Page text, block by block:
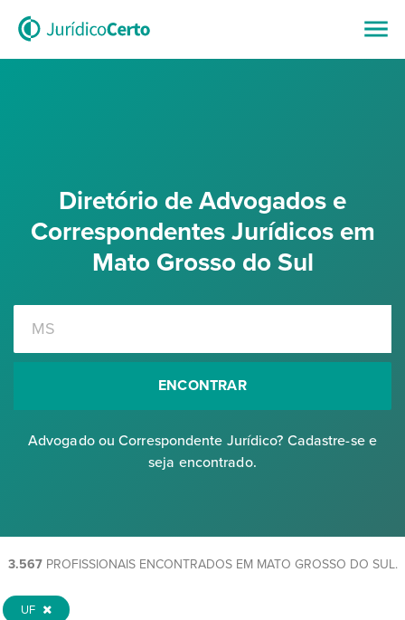
Diretório de Advogados e
Correspondentes Jurídicos em
Mato Grosso do Sul
ENCONTRAR
Advogado ou Correspondente Jurídico? Cadastre-se e
seja encontrado.
3.567PROFISSIONAIS ENCONTRADOS EM MATO GROSSO DO SUL.
UF